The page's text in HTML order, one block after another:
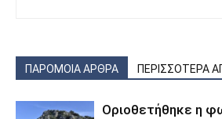
ΠΑΡΟΜΟΙΑ ΑΡΘΡΑ ΠΕΡΙΣΣΟΤΕΡΑ
Οριοθετήθηκε η